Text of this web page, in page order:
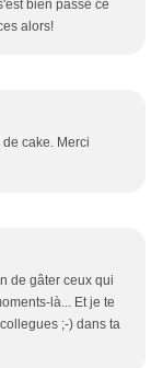
bien passé ce
alors!
cake. Merci
de gâter ceux qui
là... Et je te
;-) dans ta